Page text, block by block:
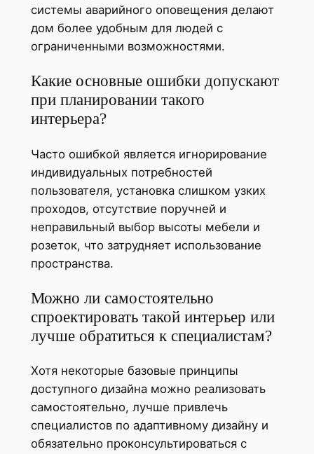
системы аварийного оповещения делают
дом более удобным для людей с
ограниченными возможностями.
Какие основные ошибки допускают
при планировании такого
интерьера?
Часто ошибкой является игнорирование
индивидуальных потребностей
пользователя, установка слишком узких
проходов, отсутствие поручней и
неправильный выбор высоты мебели и
розеток, что затрудняет использование
пространства.
Можно ли самостоятельно
спроектировать такой интерьер или
лучше обратиться к специалистам?
Хотя некоторые базовые принципы
доступного дизайна можно реализовать
самостоятельно, лучше привлечь
специалистов по адаптивному дизайну и
обязательно проконсультироваться с